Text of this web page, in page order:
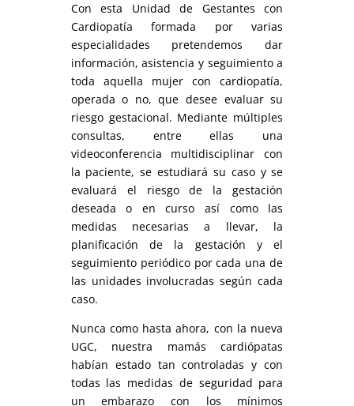
Con esta Unidad de Gestantes con
Cardiopatía formada por varias
especialidades pretendemos dar
información, asistencia y seguimiento a
toda aquella mujer con cardiopatía,
operada o no, que desee evaluar su
riesgo gestacional. Mediante múltiples
consultas, entre ellas una
videoconferencia multidisciplinar con
la paciente, se estudiará su caso y se
evaluará el riesgo de la gestación
deseada o en curso así como las
medidas necesarias a llevar, la
planificación de la gestación y el
seguimiento periódico por cada una de
las unidades involucradas según cada
caso.
Nunca como hasta ahora, con la nueva
UGC, nuestra mamás cardiópatas
habían estado tan controladas y con
todas las medidas de seguridad para
un embarazo con los mínimos